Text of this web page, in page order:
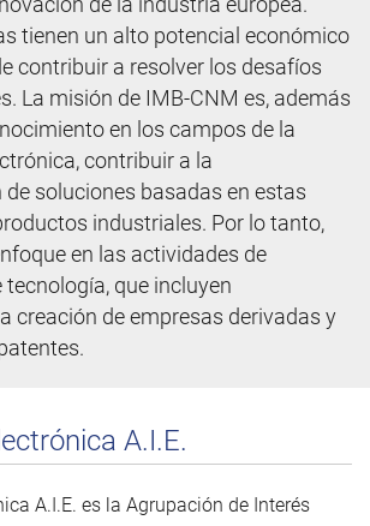
tienen un alto potencial económico
contribuir a resolver los desafíos
La misión de IMB-CNM es, además
en los campos de la
contribuir a la
soluciones basadas en estas
industriales. Por lo tanto,
en las actividades de
que incluyen
creación de empresas derivadas y
A.I.E.
A.I.E. es la Agrupación de Interés